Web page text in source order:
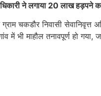
ने लगाया 20 लाख हड़पने
चकडौर निवासी
में भी माहौल तनावपूर्ण हो